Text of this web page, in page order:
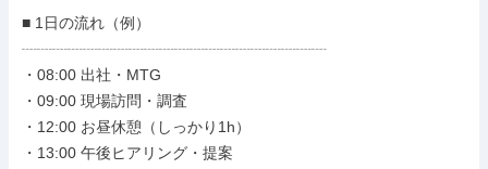
■ 1日の流れ（例）
┈┈┈┈┈┈┈┈┈┈┈┈┈┈┈┈┈┈┈┈
・08:00 出社・MTG
・09:00 現場訪問・調査
・12:00 お昼休憩（しっかり1h）
・13:00 午後ヒアリング・提案